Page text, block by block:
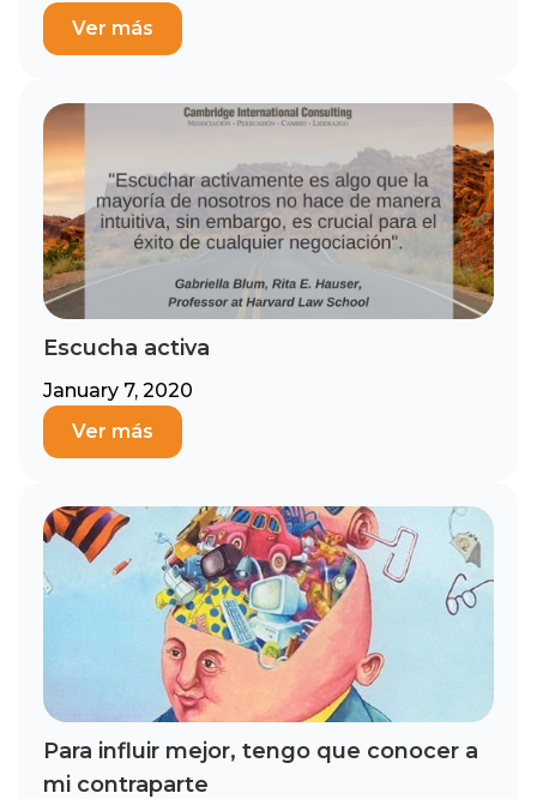
Ver más
Escucha activa
January 7, 2020
Ver más
Para influir mejor, tengo que conocer a
mi contraparte